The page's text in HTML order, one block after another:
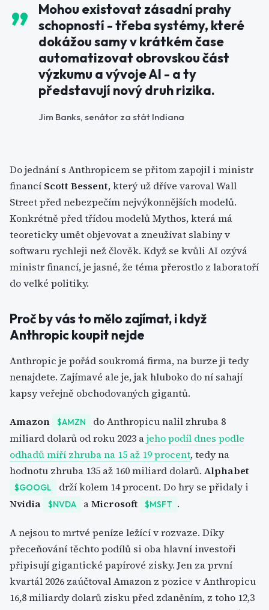
Mohou existovat zásadní prahy
schopností - třeba systémy, které
dokážou samy v krátkém čase
automatizovat obrovskou část
výzkumu a vývoje AI - a ty
představují nový druh rizika.
Jim Banks, senátor za stát Indiana
Do jednání s Anthropicem se přitom zapojil i ministr
financí Scott Bessent, který už dříve varoval Wall
Street před nebezpečím nejvýkonnějších modelů.
Konkrétně před třídou modelů Mythos, která má
teoreticky umět objevovat a zneužívat slabiny v
softwaru rychleji než člověk. Když se kvůli AI ozývá
ministr financí, je jasné, že téma přerostlo z laboratoří
do velké politiky.
Proč by vás to mělo zajímat, i když
Anthropic koupit nejde
Anthropic je pořád soukromá firma, na burze ji tedy
nenajdete. Zajímavé ale je, jak hluboko do ní sahají
kapsy veřejně obchodovaných gigantů.
Amazon $AMZN
do Anthropicu nalil zhruba 8
miliard dolarů od roku 2023 ajeho podíl dnes podle
odhadů míří zhruba na 15 až 19 procent, tedy na
hodnotu zhruba 135 až 160 miliard dolarů. Alphabet
$GOOGL
drží kolem 14 procent. Do hry se přidaly i
Nvidia
$NVDA aMicrosoft $MSFT .
A nejsou to mrtvé peníze ležící v rozvaze. Díky
přeceňování těchto podílů si oba hlavní investoři
připisují gigantické papírové zisky. Jen za první
kvartál 2026 zaúčtoval Amazon z pozice v Anthropicu
16,8 miliardy dolarů zisku před zdaněním, z toho 12,3